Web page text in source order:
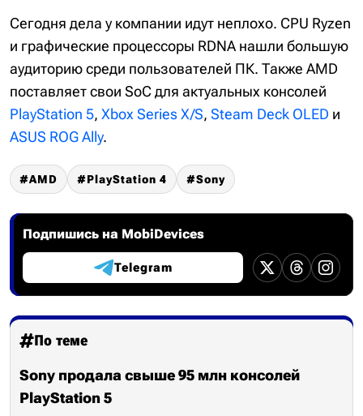
Сегодня дела у компании идут неплохо. CPU Ryzen
и графические процессоры RDNA нашли большую
аудиторию среди пользователей ПК. Также AMD
поставляет свои SoC для актуальных консолей
PlayStation 5, Xbox Series X/S, Steam Deck OLED и
ASUS ROG Ally.
AMD PlayStation 4 Sony
Подпишись на MobiDevices
Telegram
По теме
Sony продала свыше 95 млн консолей
PlayStation 5